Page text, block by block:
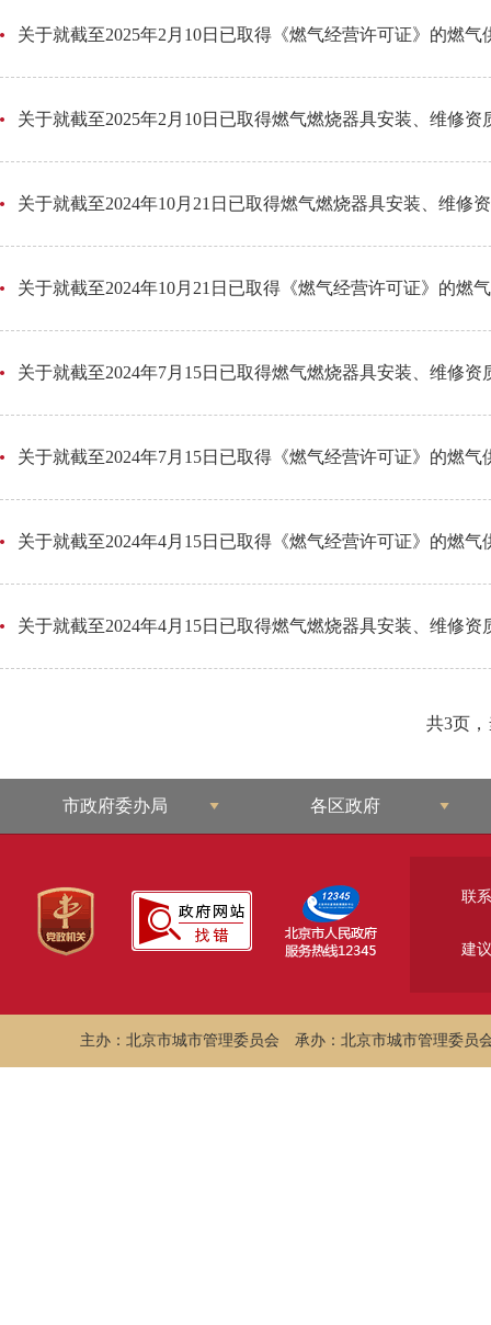
关于就截至2025年2月10日已取得《燃气经营许可证》的燃
关于就截至2025年2月10日已取得燃气燃烧器具安装、维修
关于就截至2024年10月21日已取得燃气燃烧器具安装、维修
关于就截至2024年10月21日已取得《燃气经营许可证》的燃
关于就截至2024年7月15日已取得燃气燃烧器具安装、维修
关于就截至2024年7月15日已取得《燃气经营许可证》的燃
关于就截至2024年4月15日已取得《燃气经营许可证》的燃
关于就截至2024年4月15日已取得燃气燃烧器具安装、维修
共3页
市政府委办局 各区政府
联
建
主办：北京市城市管理委员会 承办：北京市城市管理委员